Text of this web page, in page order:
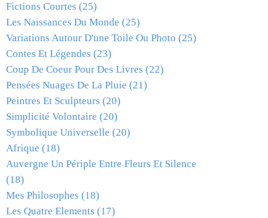
Fictions Courtes (25)
Les Naissances Du Monde (25)
Variations Autour D'une Toile Ou Photo (25)
Contes Et Légendes (23)
Coup De Coeur Pour Des Livres (22)
Pensées Nuages De La Pluie (21)
Peintres Et Sculpteurs (20)
Simplicité Volontaire (20)
Symbolique Universelle (20)
Afrique (18)
Auvergne Un Périple Entre Fleurs Et Silence
(18)
Mes Philosophes (18)
Les Quatre Elements (17)